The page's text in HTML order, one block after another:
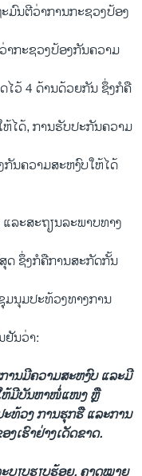
ນຕີ​ວ່າການ​ກະຊວງ​ປ້ອງ​
ກະຊວງປ້ອງ​ກັນ​ຄວາມ​
ໄວ້ 4 ດ້ານ​ດ້ວຍ​ກັນ ຊຶ່ງກໍ​ຄື
ໄດ້, ການ​ຮັບປະກັນ​ຄວາມ​
ກັນຄວາມ​ສະຫງົບ​ໃຫ້​ໄດ້​
ລະສະຖຽນລະ​ພາບ​ທາງ​
ຊຶ່ງ​ກໍຄືການ​ສະກັດ​ກັ້ນ
ນຸມ​ປະ​ທ້ວງທາງ​ການ​
ຢັນ​ວ່າ:
ານ​ມີ​ຄວາມສະຫງົບ ​ແລະ​ມີ​
ຫ້​ມີ​ບັນຫາ​ໜໍ່​ແໜງ ຫຼື​
ທ້ວງ ການ​ຮຸກ​ຮື ​ແລະ​ການ​
ເຮົາ​ຢ່າງເດັດຂາດ.